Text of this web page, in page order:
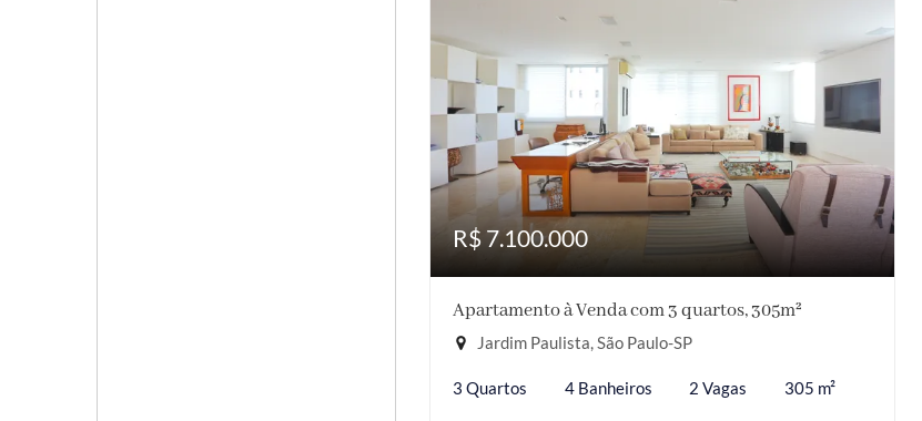
R$ 7.100.000
Apartamento à Venda com 3 quartos, 305m²
Jardim Paulista, São Paulo-SP
3 Quartos 4 Banheiros 2 Vagas 305 m²